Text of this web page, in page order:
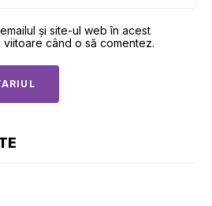
și site-ul web în acest
când o să comentez.